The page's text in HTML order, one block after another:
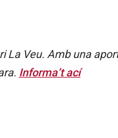
La Veu. Amb una
Informa’t ací